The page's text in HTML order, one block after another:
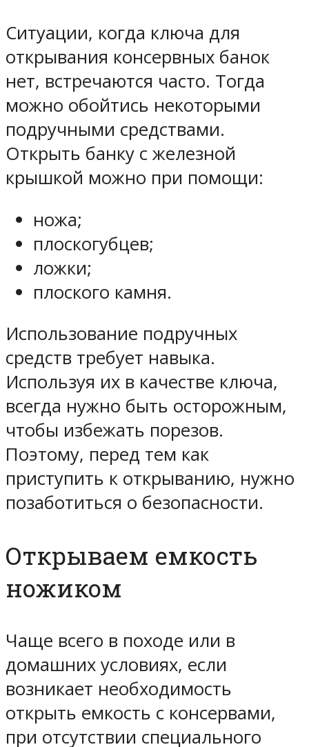
Ситуации, когда ключа для
открывания консервных банок
нет, встречаются часто. Тогда
можно обойтись некоторыми
подручными средствами.
Открыть банку с железной
крышкой можно при помощи:
ножа;
плоскогубцев;
ложки;
плоского камня.
Использование подручных
средств требует навыка.
Используя их в качестве ключа,
всегда нужно быть осторожным,
чтобы избежать порезов.
Поэтому, перед тем как
приступить к открыванию, нужно
позаботиться о безопасности.
Открываем емкость
ножиком
Чаще всего в походе или в
домашних условиях, если
возникает необходимость
открыть емкость с консервами,
при отсутствии специального